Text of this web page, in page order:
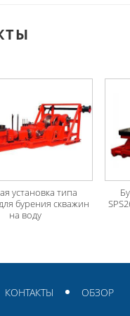
установка типа
бурения скважин
на воду
КОНТАКТЫ
ОБЗОР